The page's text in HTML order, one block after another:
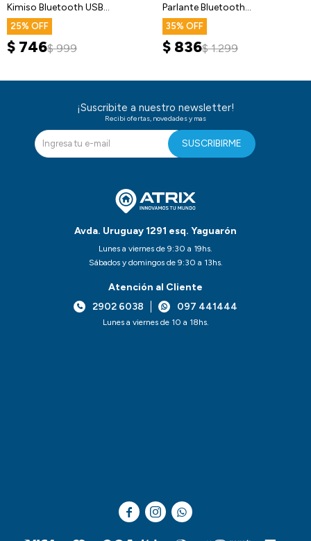
Kimiso Bluetooth USB
Luminoso Led
25
$ 746$ 999
Parlante Bluetooth
Temperatura
35
$ 836$ 1.299
Avda. Uruguay 1291 esq. Yaguarón
Lunes a viernes de 9:30 a 19hs.
Sábados y domingos de 9:30 a 13hs.
Atención al Cliente
2902 6038
097 441444
Lunes a viernes de 10 a 18hs.
¡Suscribite a nuestro newsletter!
Recibi ofertas, novedades y mas
SUSCRIBIRME
  